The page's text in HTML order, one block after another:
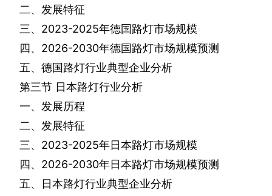
二、发展特征
三、 2023-2025年德国路灯市场规模
四、 2026-2030年德国路灯市场规模预测
五、德国路灯行业典型企业分析
第三节 日本路灯行业分析
一、发展历程
二、发展特征
三、 2023-2025年日本路灯市场规模
四、 2026-2030年日本路灯市场规模预测
五、日本路灯行业典型企业分析